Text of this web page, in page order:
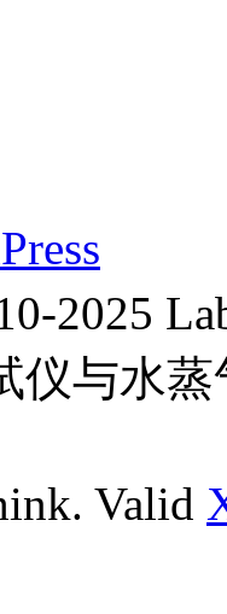
2025
仪与水
Valid